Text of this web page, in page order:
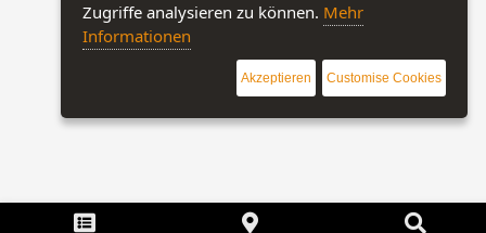
Zugriffe analysieren zu können. Mehr
Informationen
Akzeptieren Customise Cookies